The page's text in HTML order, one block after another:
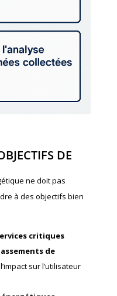
DE
e ne doit pas
à des objectifs bien
critiques
de
sur l’utilisateur